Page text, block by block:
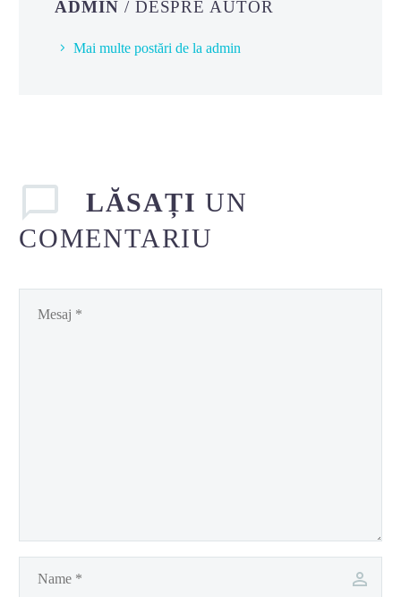
ADMIN / DESPRE AUTOR
Mai multe postări de la admin
LĂSAȚIUN
COMENTARIU